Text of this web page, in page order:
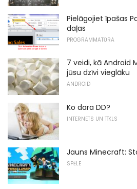
Pielāgojiet īpašas
daļas
PROGRAMMATŪRA
7 veidi, kā Android
jūsu dzīvi vieglāku
ANDROID
Ko dara DD?
INTERNETS UN TĪKLS
Jauns Minecraft:
SPĒLE